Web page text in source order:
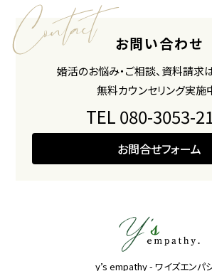
お問い合わせ
婚活のお悩み・ご相談、資料請求
無料カウンセリング実施
TEL 080-3053-
お問合せフォーム
y’s empathy - ワイズエンパ